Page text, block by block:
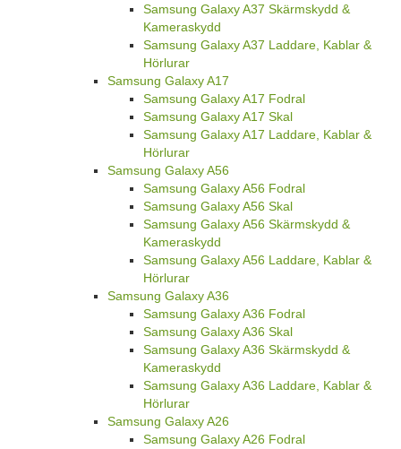
Samsung Galaxy A37 Skärmskydd &
Kameraskydd
Samsung Galaxy A37 Laddare, Kablar &
Hörlurar
Samsung Galaxy A17
Samsung Galaxy A17 Fodral
Samsung Galaxy A17 Skal
Samsung Galaxy A17 Laddare, Kablar &
Hörlurar
Samsung Galaxy A56
Samsung Galaxy A56 Fodral
Samsung Galaxy A56 Skal
Samsung Galaxy A56 Skärmskydd &
Kameraskydd
Samsung Galaxy A56 Laddare, Kablar &
Hörlurar
Samsung Galaxy A36
Samsung Galaxy A36 Fodral
Samsung Galaxy A36 Skal
Samsung Galaxy A36 Skärmskydd &
Kameraskydd
Samsung Galaxy A36 Laddare, Kablar &
Hörlurar
Samsung Galaxy A26
Samsung Galaxy A26 Fodral